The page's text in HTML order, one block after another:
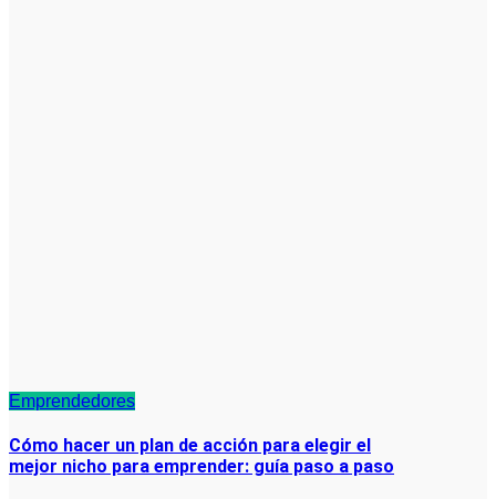
Emprendedores
Cómo hacer un plan de acción para elegir el
mejor nicho para emprender: guía paso a paso